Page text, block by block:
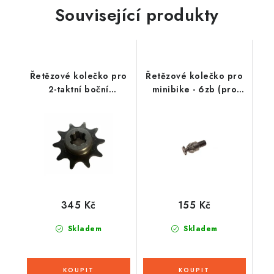
Související produkty
Řetězové kolečko pro
2-taktní boční
Skladem
345 Kč
Řetězové kolečko pro
minibike - 6zb (pro
Skladem
155 Kč